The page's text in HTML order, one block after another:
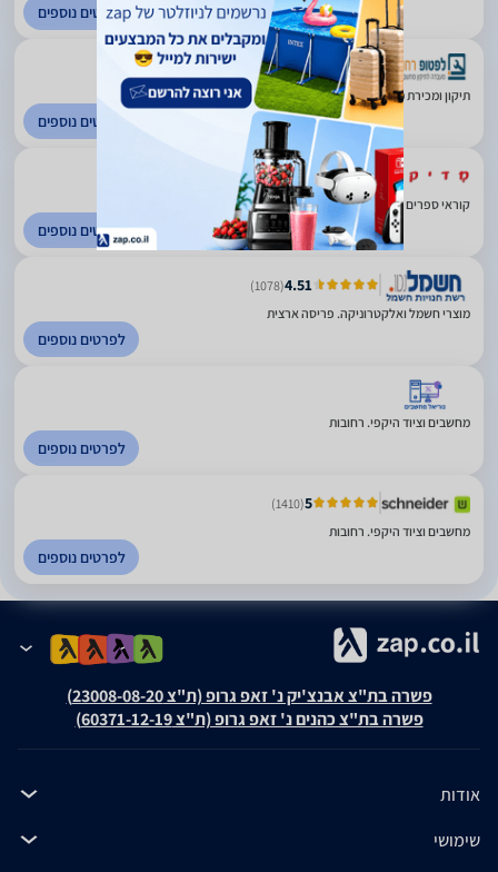
לפרטים נוספים
(8)
תיקון ומכירת מחשבים ניידים וציוד היקפי. רחובות
לפרטים נוספים
5
קוראי ספרים אלקטרוניים. רחובות
לפרטים נוספים
4.51
(1078)
מוצרי חשמל ואלקטרוניקה. פריסה ארצית
לפרטים נוספים
מחשבים וציוד היקפי. רחובות
לפרטים נוספים
5
(1410)
מחשבים וציוד היקפי. רחובות
לפרטים נוספים
פשרה בת"צ אבנצ'יק נ' זאפ גרופ (ת"צ 23008-08-20)
פשרה בת"צ כהנים נ' זאפ גרופ (ת"צ 60371-12-19)
אודות
שימושי